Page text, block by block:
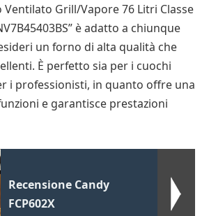
Ventilato Grill/Vapore 76 Litri Classe
è adatto a chiunque
un forno di alta qualità che
È perfetto sia per i cuochi
i professionisti, in quanto offre una
e garantisce prestazioni
Recensione Candy
FCP602X